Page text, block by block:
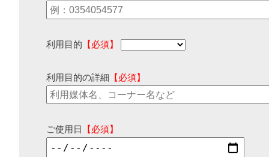
利用目的 【必須】
利用目的の詳細 【必須】
ご使用日 【必須】